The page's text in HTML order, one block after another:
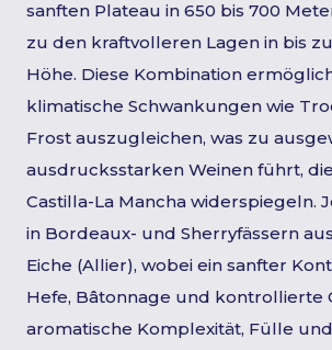
sanften Plateau in 650 bis 700
zu den kraftvolleren Lagen in bis
Höhe. Diese Kombination
klimatische Schwankungen wie
Frost auszugleichen, was zu
ausdrucksstarken Weinen führt,
Castilla-La Mancha widerspiegeln.
in Bordeaux- und Sherryfässern
Eiche (Allier), wobei ein sanfter
Hefe, Bâtonnage und kontrollierte
aromatische Komplexität, Fülle